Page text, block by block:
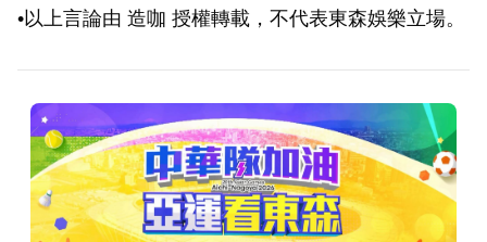
•以上言論由 造咖 授權轉載，不代表東森娛樂立場。